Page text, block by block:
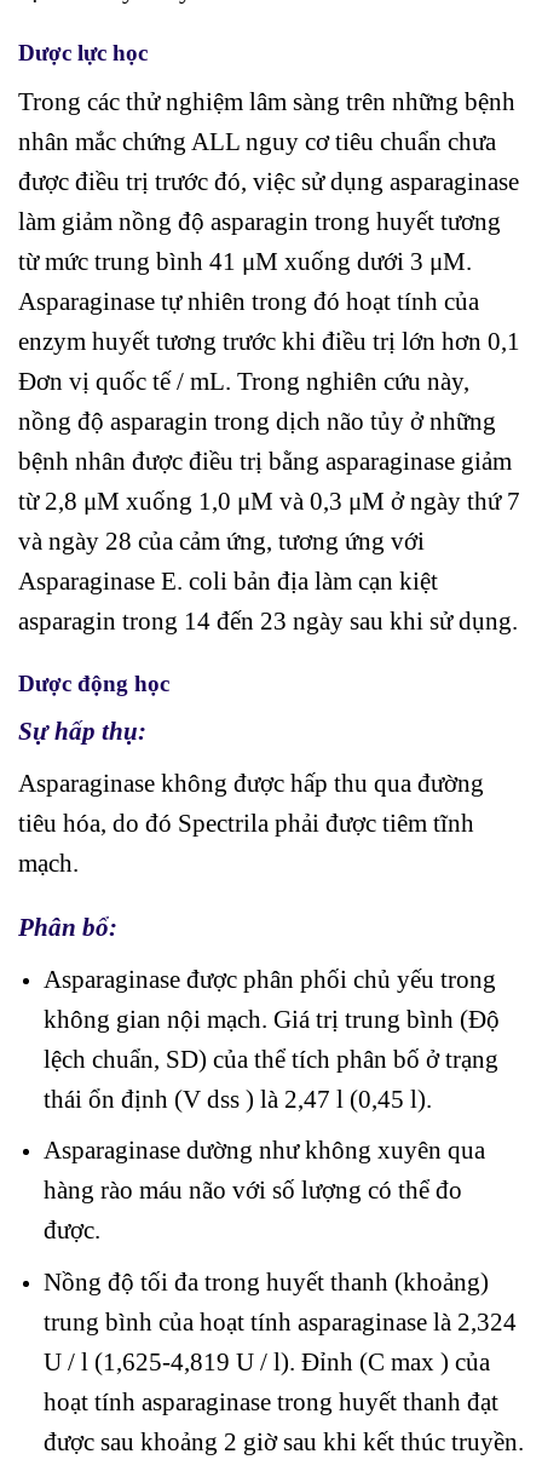
Dược lực học
Trong các thử nghiệm lâm sàng trên những bệnh
nhân mắc chứng ALL nguy cơ tiêu chuẩn chưa
được điều trị trước đó, việc sử dụng asparaginase
làm giảm nồng độ asparagin trong huyết tương
từ mức trung bình 41 μM xuống dưới 3 μM.
Asparaginase tự nhiên trong đó hoạt tính của
enzym huyết tương trước khi điều trị lớn hơn 0,1
Đơn vị quốc tế / mL. Trong nghiên cứu này,
nồng độ asparagin trong dịch não tủy ở những
bệnh nhân được điều trị bằng asparaginase giảm
từ 2,8 μM xuống 1,0 μM và 0,3 μM ở ngày thứ 7
và ngày 28 của cảm ứng, tương ứng với
Asparaginase E. coli bản địa làm cạn kiệt
asparagin trong 14 đến 23 ngày sau khi sử dụng.
Dược động học
Sự hấp thụ:
Asparaginase không được hấp thu qua đường
tiêu hóa, do đó Spectrila phải được tiêm tĩnh
mạch.
Phân bổ:
Asparaginase được phân phối chủ yếu trong
không gian nội mạch. Giá trị trung bình (Độ
lệch chuẩn, SD) của thể tích phân bố ở trạng
thái ổn định (V dss ) là 2,47 l (0,45 l).
Asparaginase dường như không xuyên qua
hàng rào máu não với số lượng có thể đo
được.
Nồng độ tối đa trong huyết thanh (khoảng)
trung bình của hoạt tính asparaginase là 2,324
U / l (1,625-4,819 U / l). Đỉnh (C max ) của
hoạt tính asparaginase trong huyết thanh đạt
được sau khoảng 2 giờ sau khi kết thúc truyền.